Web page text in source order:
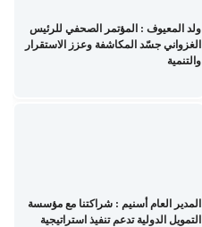
ولد المعيوف : المؤتمر الصحفي للرئيس
الغزواني جسّد المكاشفة وعزز الاستقرار
والتنمية
المدير العام أسنيم : شراكتنا مع مؤسسة
التمويل الدولية تدعم تنفيذ استراتيجية